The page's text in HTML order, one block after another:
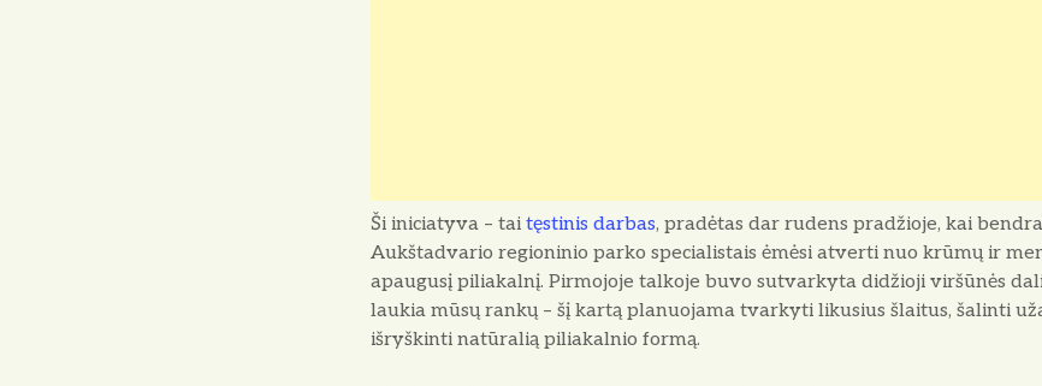
Ši iniciatyva – tai tęstinis darbas, pradėtas dar rudens pradžioje, kai
Aukštadvario regioninio parko specialistais ėmėsi atverti nuo krūmų ir
apaugusį piliakalnį. Pirmojoje talkoje buvo sutvarkyta didžioji viršūnės
laukia mūsų rankų – šį kartą planuojama tvarkyti likusius šlaitus, šalinti
išryškinti natūralią piliakalnio formą.